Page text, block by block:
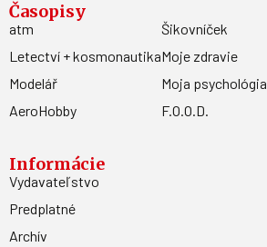
Časopisy
atm
Letectví + kosmonautika
Modelář
AeroHobby
Šikovníček
Moje zdravie
Moja psychológia
F.O.O.D.
Informácie
Vydavateľstvo
Predplatné
Archív